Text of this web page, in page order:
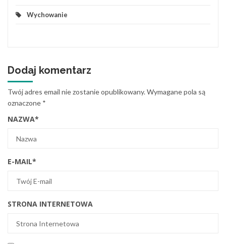
Wychowanie
Dodaj komentarz
Twój adres email nie zostanie opublikowany.Wymagane pola są
oznaczone *
NAZWA*
E-MAIL*
STRONA INTERNETOWA